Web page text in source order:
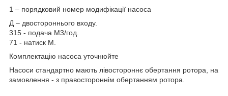
1 – порядковий номер модифікації насоса
Д – двостороннього входу.
315 - подача М3/год.
71 - натиск М.
Комплектацію насоса уточнюйте
Насоси стандартно мають лівостороннє обертання ротора, на
замовлення - з правостороннім обертанням ротора.